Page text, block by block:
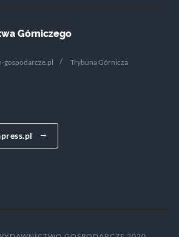
Górniczego
gospodarcze.pl Trybuna Górnicza